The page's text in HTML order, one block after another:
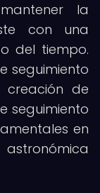
la
con una
del tiempo.
seguimiento
de
seguimiento
en